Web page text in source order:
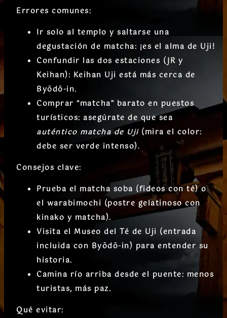
Errores comunes:
Ir solo al templo y saltarse una
degustación de matcha: ¡es el alma de Uji!
Confundir las dos estaciones (JR y
Keihan): Keihan Uji está más cerca de
Byōdō-in.
Comprar “matcha” barato en puestos
turísticos: asegúrate de que sea
auténtico matcha de Uji(mira el color:
debe ser verde intenso).
Consejos clave:
Prueba el matcha soba (fideos con té) o
el warabimochi (postre gelatinoso con
kinako y matcha).
Visita el Museo del Té de Uji (entrada
incluida con Byōdō-in) para entender su
historia.
Camina río arriba desde el puente: menos
turistas, más paz.
Qué evitar: